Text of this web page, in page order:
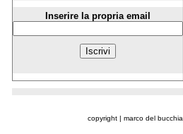
Inserire la propria email
copyright | marco del bucchia